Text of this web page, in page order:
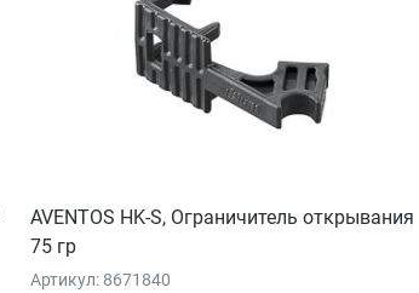
AVENTOS HK-S, Ограничитель открывания
75 гр
Артикул: 8671840